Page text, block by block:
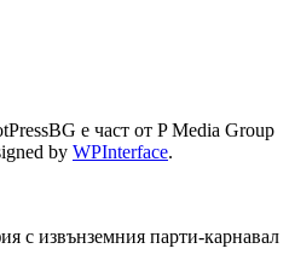
е част от P Media Group
by WPInterface.
с извънземния парти-карнавал